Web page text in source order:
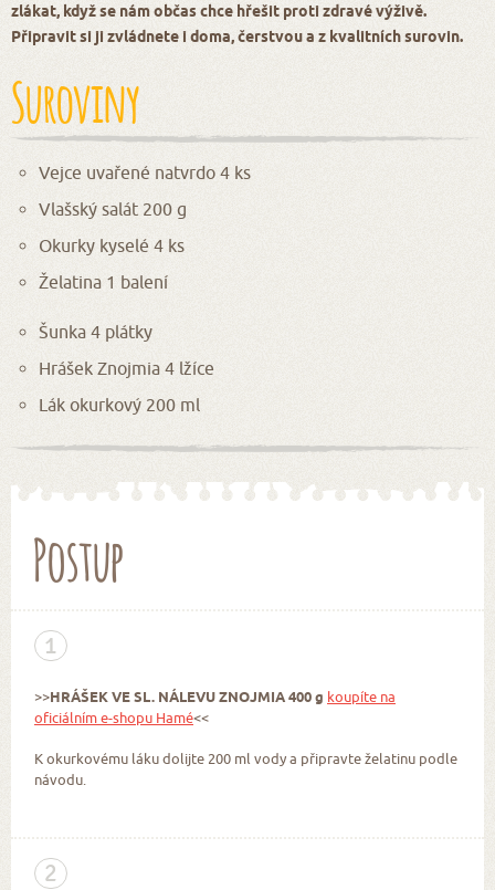
zlákat, když se nám občas chce hřešit proti zdravé výživě.
Připravit si ji zvládnete i doma, čerstvou a z kvalitních surovin.
Suroviny
Vejce uvařené natvrdo 4 ks
Vlašský salát 200 g
Okurky kyselé 4 ks
Želatina 1 balení
Šunka 4 plátky
Hrášek Znojmia 4 lžíce
Lák okurkový 200 ml
Postup
1
>>HRÁŠEK VE SL. NÁLEVU ZNOJMIA 400 g koupíte na
oficiálním e-shopu Hamé<<
K okurkovému láku dolijte 200 ml vody a připravte želatinu podle
návodu.
2